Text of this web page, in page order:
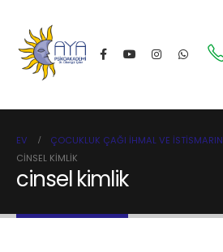
EV ÇOCUKLUK ÇAĞI İHMAL VE
CINSEL KIMLIK
cinsel kimlik